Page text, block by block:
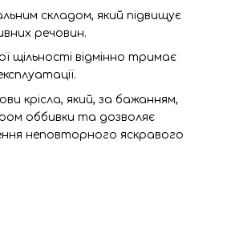
складом, який підвищує
речовин.
щільності відмінно тримає
крісла, який, за бажанням,
оббивки та дозволяє
неповторного яскравого